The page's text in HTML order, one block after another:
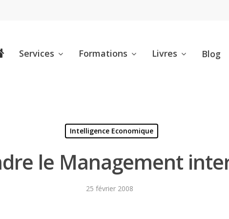
Services Formations Livres Blog
Intelligence Economique
le Management
25 février 2008